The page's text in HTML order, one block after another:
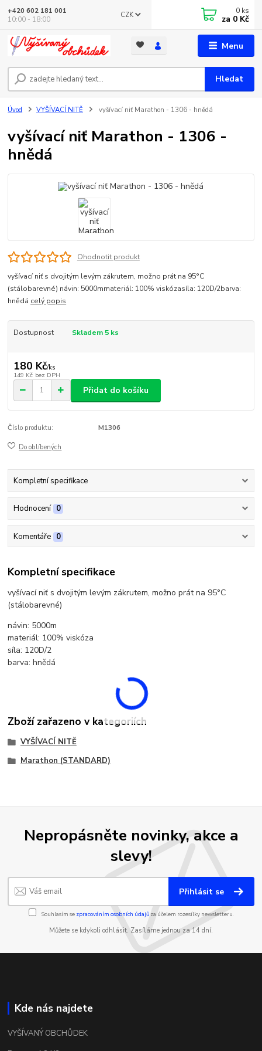
Menu
CZK
Hledat
+420 602 181 001
10:00 - 18:00
0 ks
za 0 Kč
Úvod VYŠÍVACÍ NITĚ vyšívací niť Marathon - 1306 - hnědá
vyšívací niť Marathon - 1306 -
hnědá
Ohodnotit produkt
vyšívací niť s dvojitým levým zákrutem, možno prát na 95°C
(stálobarevné) návin: 5000mmateriál: 100% viskózasíla: 120D/2barva:
hnědá celý popis
Dostupnost Skladem 5 ks
180 Kč/ks
149 Kč bez DPH
Přidat do košíku
Číslo produktu: M1306
Do oblíbených
Kompletní specifikace
Hodnocení 0
Komentáře 0
Kompletní specifikace
vyšívací niť s dvojitým levým zákrutem, možno prát na 95°C
(stálobarevné)
návin: 5000m
materiál: 100% viskóza
síla: 120D/2
barva: hnědá
Zboží zařazeno v kategoriích
VYŠÍVACÍ NITĚ
Marathon (STANDARD)
Nepropásněte novinky, akce a
slevy!
Přihlásit se
Souhlasím se zpracováním osobních údajůza účelem rozesílky newsletteru.
Můžete se kdykoli odhlásit. Zasíláme jednou za 14 dní.
Kde nás najdete
VYŠÍVANÝ OBCHŮDEK